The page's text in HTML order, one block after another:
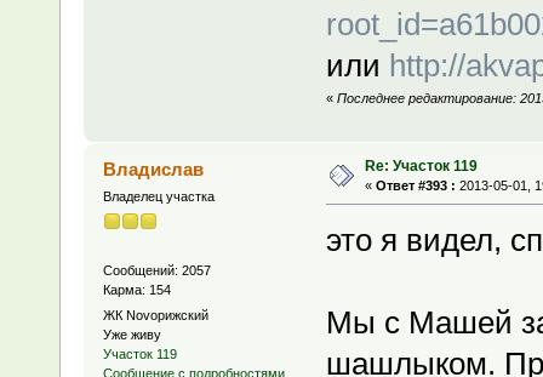
или http://
« Последнее редактирование:
Владислав
Владелец участка
Сообщений: 2057
Карма: 154
ЖК Novoрижский
Уже живу
Участок 119
Сообщение с подробностями
Re: Участок 119
« Ответ #393 : 2013-05-01,
это я видел,
Мы с Машей
шашлыком.